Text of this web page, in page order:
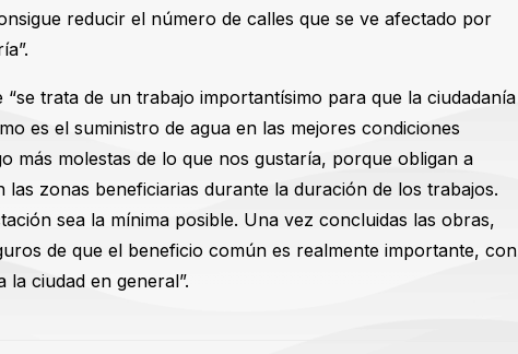
reducir el número de calles que se ve afectado por
trata de un trabajo importantísimo para que la ciudadanía
es el suministro de agua en las mejores condiciones
más molestas de lo que nos gustaría, porque obligan a
zonas beneficiarias durante la duración de los trabajos.
sea la mínima posible. Una vez concluidas las obras,
de que el beneficio común es realmente importante, con
ciudad en general”.